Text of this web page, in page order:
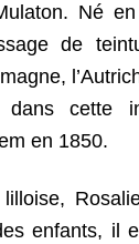
Né
de
dans cette
en 1850.
lilloise,
enfants, il